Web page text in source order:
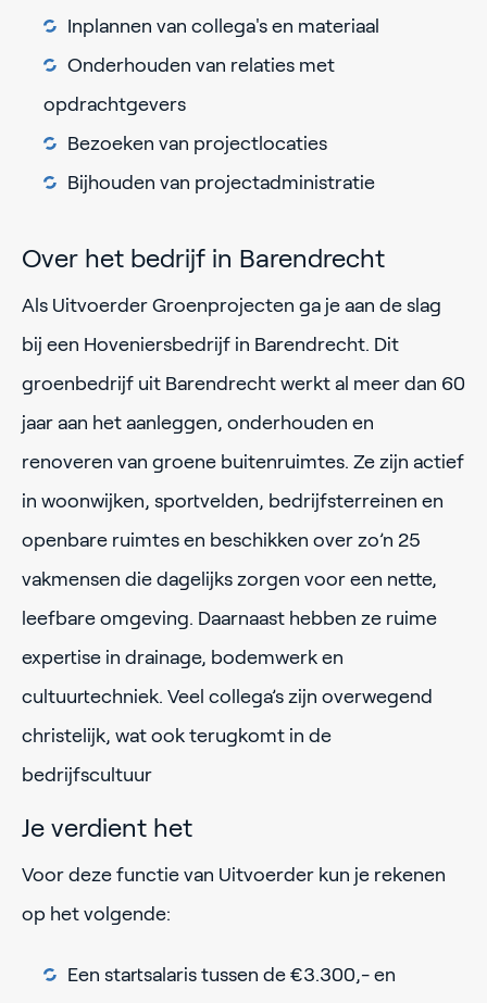
Inplannen van collega's en materiaal
Onderhouden van relaties met
opdrachtgevers
Bezoeken van projectlocaties
Bijhouden van projectadministratie
Over het bedrijf in Barendrecht
Als Uitvoerder Groenprojecten ga je aan de slag
bij een Hoveniersbedrijf in Barendrecht. Dit
groenbedrijf uit Barendrecht werkt al meer dan 60
jaar aan het aanleggen, onderhouden en
renoveren van groene buitenruimtes. Ze zijn actief
in woonwijken, sportvelden, bedrijfsterreinen en
openbare ruimtes en beschikken over zo’n 25
vakmensen die dagelijks zorgen voor een nette,
leefbare omgeving. Daarnaast hebben ze ruime
expertise in drainage, bodemwerk en
cultuurtechniek. Veel collega’s zijn overwegend
christelijk, wat ook terugkomt in de
bedrijfscultuur
Je verdient het
Voor deze functie van Uitvoerder kun je rekenen
op het volgende:
Een startsalaris tussen de €3.300,- en